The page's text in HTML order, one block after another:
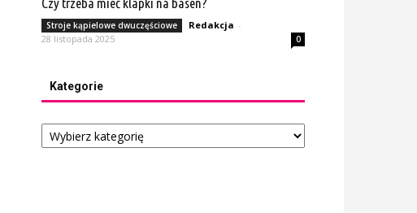
Stroje kąpielowe dwuczęściowe Redakcja -
28 listopada 2025
0
Kategorie
Kategorie